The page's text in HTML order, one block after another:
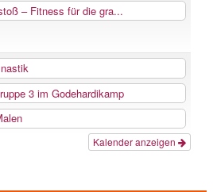
– Fitness für die gra...
3 im Godehardikamp
Kalender anzeigen